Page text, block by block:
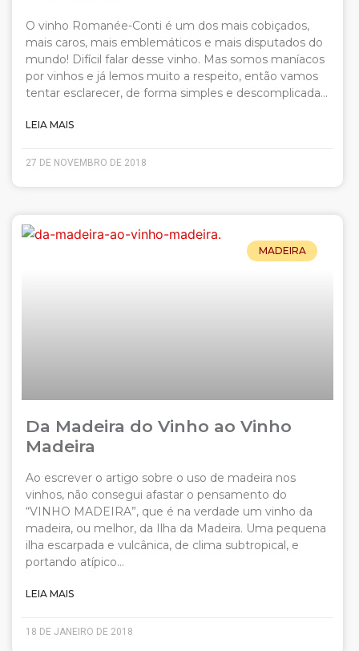
O vinho Romanée-Conti é um dos mais cobiçados,
mais caros, mais emblemáticos e mais disputados do
mundo! Difícil falar desse vinho. Mas somos maníacos
por vinhos e já lemos muito a respeito, então vamos
tentar esclarecer, de forma simples e descomplicada…
LEIA MAIS
27 DE NOVEMBRO DE 2018
MADEIRA
Da Madeira do Vinho ao Vinho
Madeira
Ao escrever o artigo sobre o uso de madeira nos
vinhos, não consegui afastar o pensamento do
“VINHO MADEIRA”, que é na verdade um vinho da
madeira, ou melhor, da Ilha da Madeira. Uma pequena
ilha escarpada e vulcânica, de clima subtropical, e
portando atípico…
LEIA MAIS
18 DE JANEIRO DE 2018